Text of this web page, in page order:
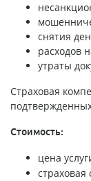
снятия
расходов
утраты
Страховая
Стоимость:
цена